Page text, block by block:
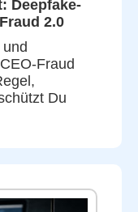
Deepfake-
2.0
Fraud
Du